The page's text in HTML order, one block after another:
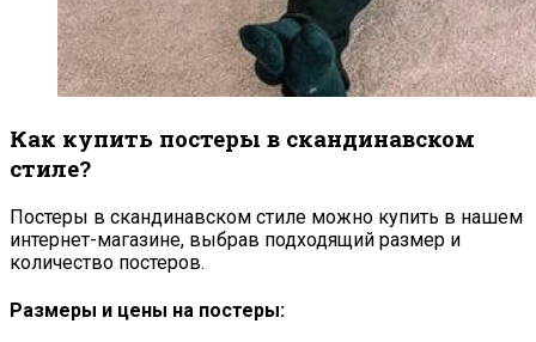
Как купить постеры в скандинавском
стиле?
Постеры в скандинавском стиле можно купить в нашем
интернет-магазине, выбрав подходящий размер и
количество постеров.
Размеры и цены на постеры: